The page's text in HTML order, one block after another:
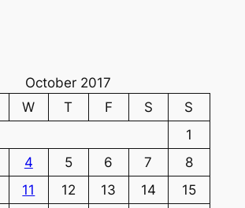
October 2017
W T F S
S
1
4 5 6 7
8
11 12 13 14
15